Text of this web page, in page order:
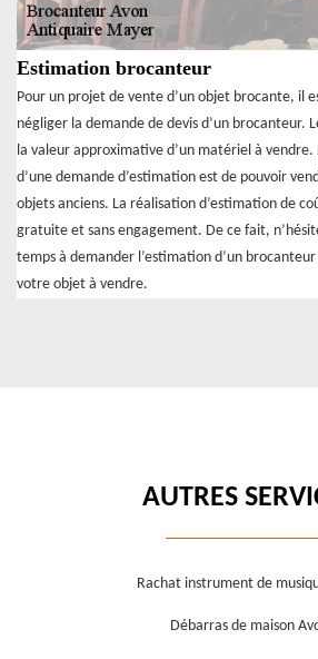
Estimation brocanteur
Pour un projet de vente d’un objet brocante, il
négliger la demande de devis d’un brocanteur.
la valeur approximative d’un matériel à
d’une demande d’estimation est de pouvoir
objets anciens. La réalisation d’estimation de
gratuite et sans engagement. De ce fait,
temps à demander l’estimation d’un
votre objet à vendre.
AUTRES
Rachat instrument de
Débarras de maison